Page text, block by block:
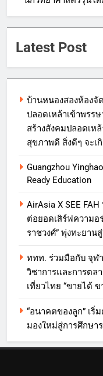
Latest Post
บ้านหนองสองห้องจั
ปลอดเหล้าเข้าพรร
สร้างสังคมปลอดเห
สุขภาพดี สิ่งดีๆ จะเ
Guangzhou
Ready Education
AirAsia X SEE
ต่อยอดเสิร์ฟความอ
ราชวงศ์” พุ่งทะยาน
ททท. ร่วมมือกับ จุฬ
วิชาการและการตล
เที่ยวไทย “ขายได้
“อนาคตของลูก” เริ่
มองใหม่สู่การศึกษา